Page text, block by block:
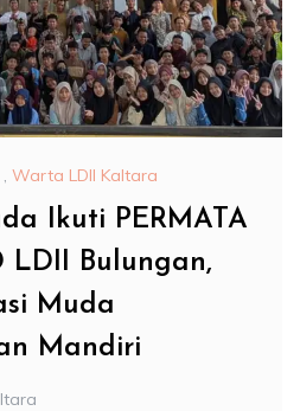
, Warta LDII Kaltara
Ikuti PERMATA
LDII Bulungan,
Muda
Mandiri